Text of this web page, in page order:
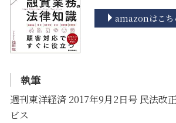
amazonはこち
執筆
週刊東洋経済 2017年9月2日号 民法改
ビス